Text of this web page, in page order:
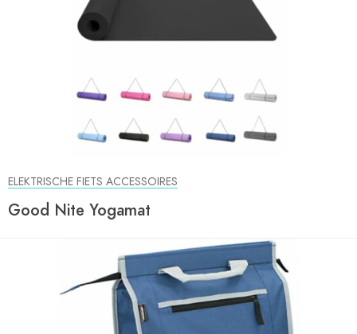
ELEKTRISCHE FIETS ACCESSOIRES
Good Nite Yogamat